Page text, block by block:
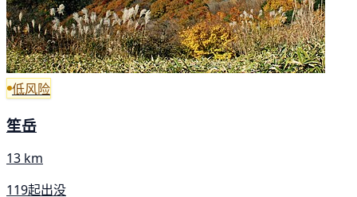
低风险
笙岳
13 km
119起出没